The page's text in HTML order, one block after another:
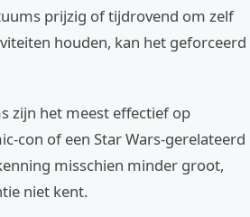
prijzig of tijdrovend om zelf
houden, kan het geforceerd
zijn het meest effectief op
con of een Star Wars-gerelateerd
misschien minder groot,
niet kent.